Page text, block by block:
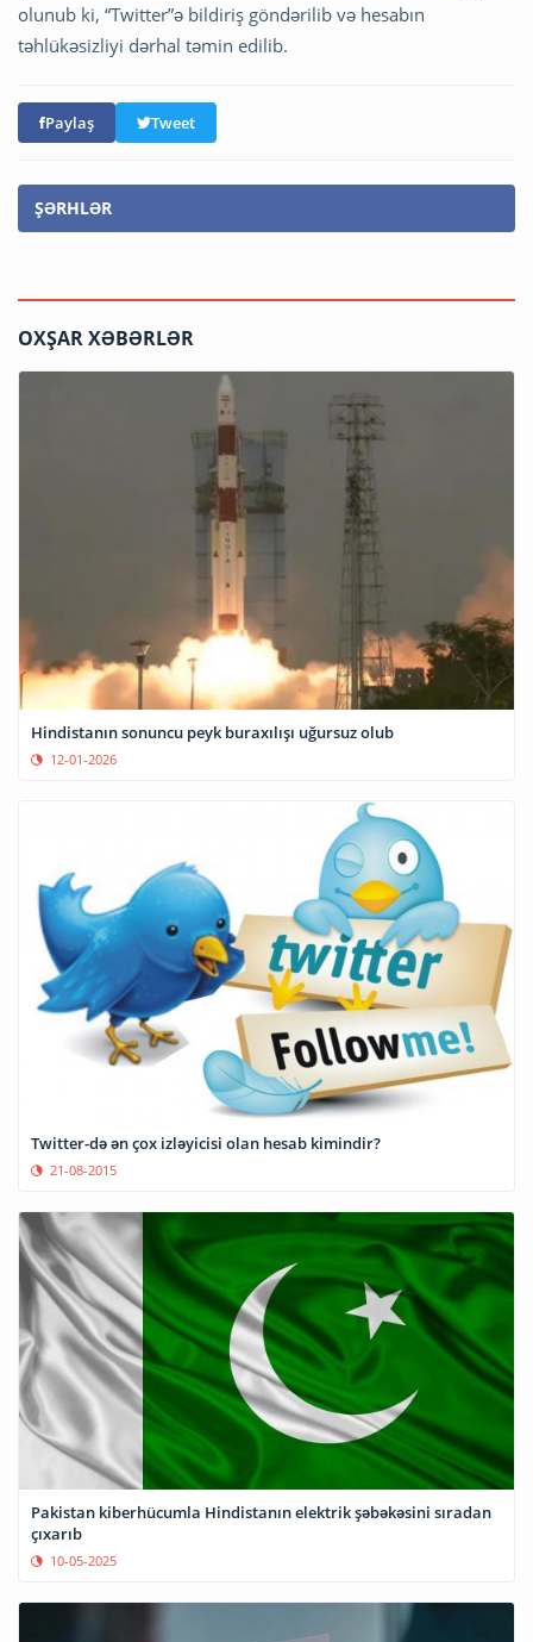
olunub ki, “Twitter”ə bildiriş göndərilib və hesabın
təhlükəsizliyi dərhal təmin edilib.
Paylaş Tweet
ŞƏRHLƏR
OXŞAR XƏBƏRLƏR
Hindistanın sonuncu peyk buraxılışı uğursuz olub
12-01-2026
Twitter-də ən çox izləyicisi olan hesab kimindir?
21-08-2015
Pakistan kiberhücumla Hindistanın elektrik şəbəkəsini sıradan
çıxarıb
10-05-2025